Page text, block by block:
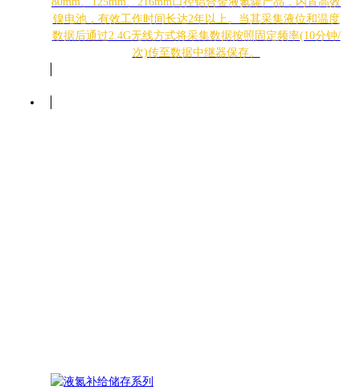
镍电池，有效工作时间长达2年以上。当其采集液位和温度
数据后通过2.4G无线方式将采集数据按照固定频率(10分钟/
次)传至数据中继器保存。